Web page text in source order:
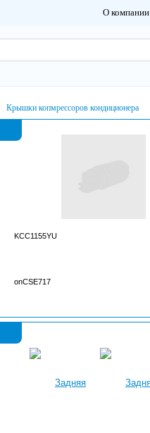
О компании
Крышки копмрессоров кондиционера
KCC1155YU
onCSE717